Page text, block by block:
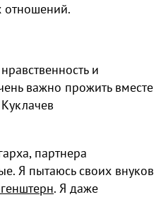
отношений.
и
важно прожить вместе
партнера
Я пытаюсь своих внуков
. Я даже